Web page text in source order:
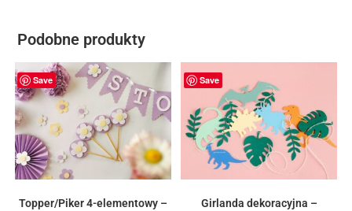
Podobne produkty
Save
Topper/Piker 4-elementowy –
Save
Girlanda dekoracyjna –